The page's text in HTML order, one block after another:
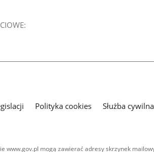
Polityka cookies Służba cywilna
www.gov.pl mogą zawierać adresy skrzynek